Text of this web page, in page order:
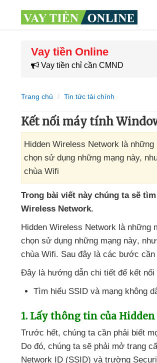
Vay tiền Online
Vay tiền chỉ cần CMND
Trang chủ Tin tức tài chính
Kết nối máy tính
Hidden Wireless Network là
chọn sử dụng những mạng này,
chùa Wifi
Trong bài viết này chúng ta sẽ
Wireless Network.
Hidden Wireless Network là những
chọn sử dụng những mạng này,
chùa Wifi. Sau đây là các bước cần
Đây là hướng dẫn chi tiết để kết nối
Tìm hiểu SSID và mạng không
1. Lấy thông tin của
Trước hết, chúng ta cần phải biết
Do đó, chúng ta sẽ phải mở trang
Network ID (SSID) và trường